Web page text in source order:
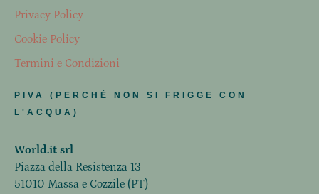
Privacy Policy
Cookie Policy
Termini e Condizioni
PIVA (PERCHÈ NON SI FRIGGE CON
L'ACQUA)
World.it srl
Piazza della Resistenza 13
51010 Massa e Cozzile (PT)